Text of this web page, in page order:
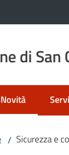
di San
Novità
Menu selezionato
/ Sicurezza e